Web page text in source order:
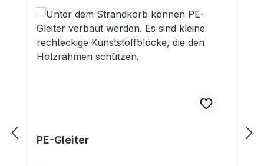
PE-Gleiter